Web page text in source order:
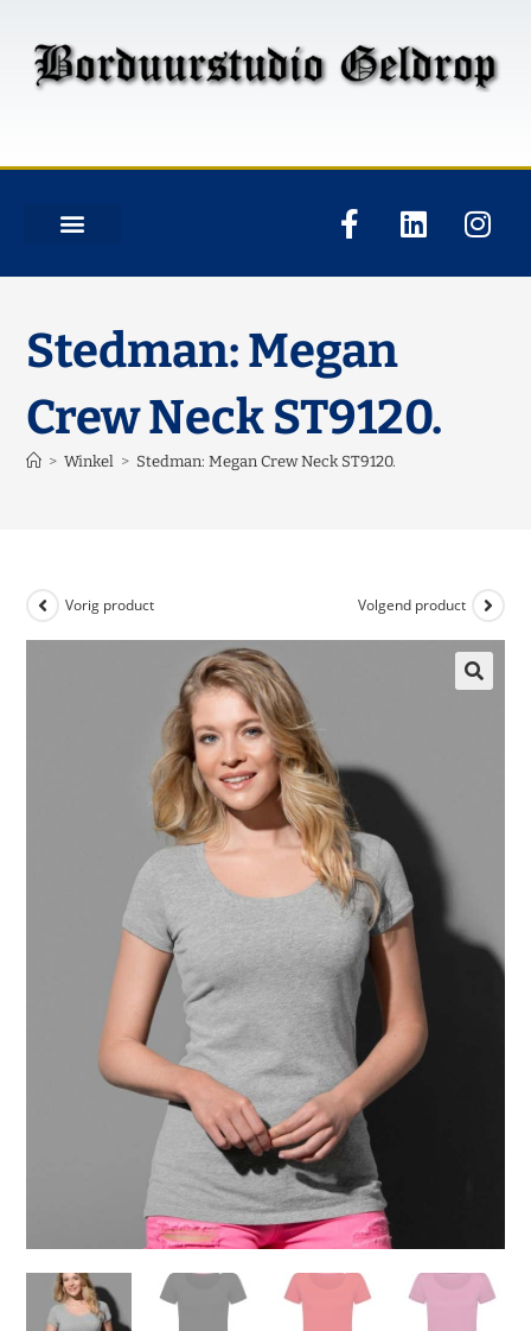
Stedman: Megan
Crew Neck ST9120.
> Winkel > Stedman: Megan Crew Neck ST9120.
Vorig product Volgend product